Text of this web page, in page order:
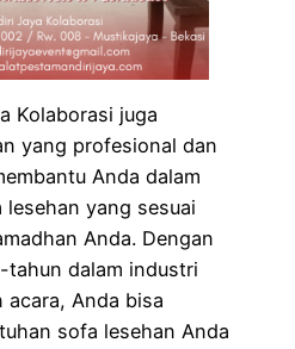
Kolaborasi juga
yang profesional dan
Anda dalam
yang sesuai
Anda. Dengan
tahun dalam industri
acara, Anda bisa
sofa lesehan Anda